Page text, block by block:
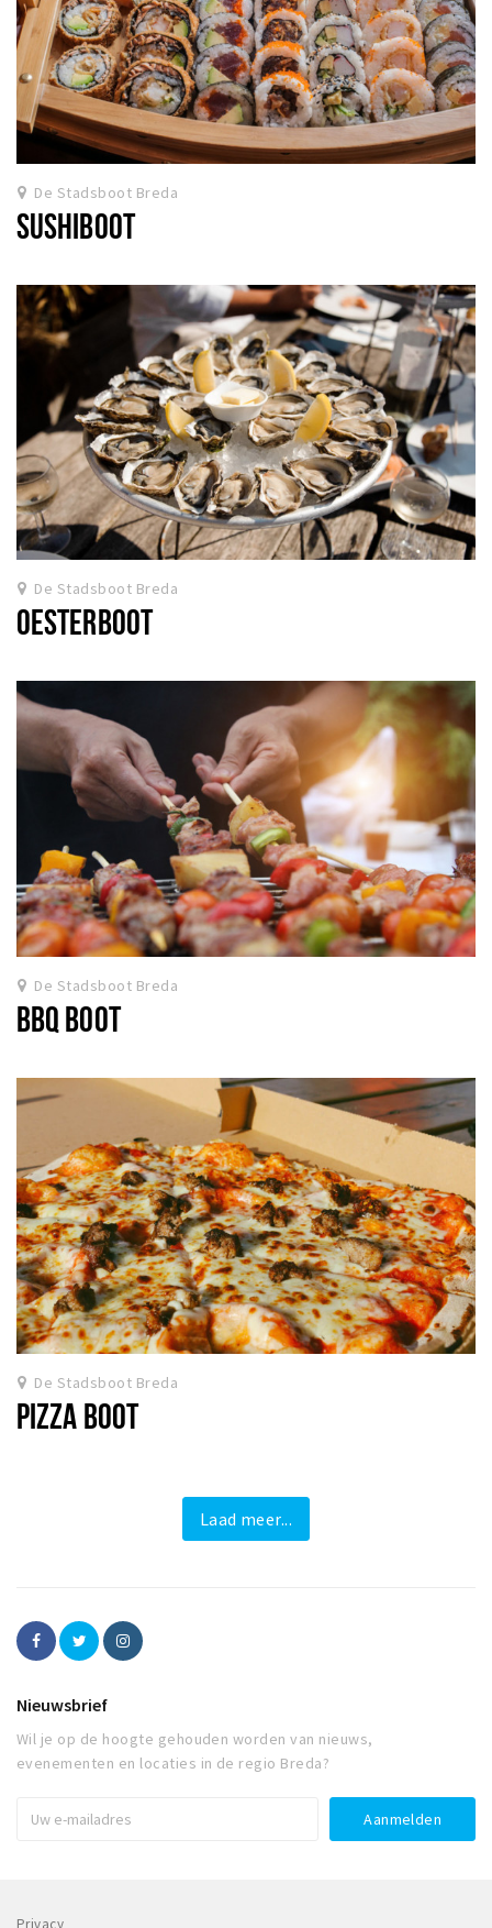
De Stadsboot Breda
SUSHIBOOT
De Stadsboot Breda
OESTERBOOT
De Stadsboot Breda
BBQ BOOT
De Stadsboot Breda
PIZZA BOOT
Laad meer...
Nieuwsbrief
Wil je op de hoogte gehouden worden van nieuws,
evenementen en locaties in de regio Breda?
Privacy